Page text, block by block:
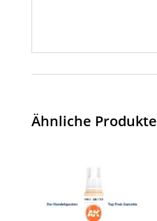
Ähnliche Produkte